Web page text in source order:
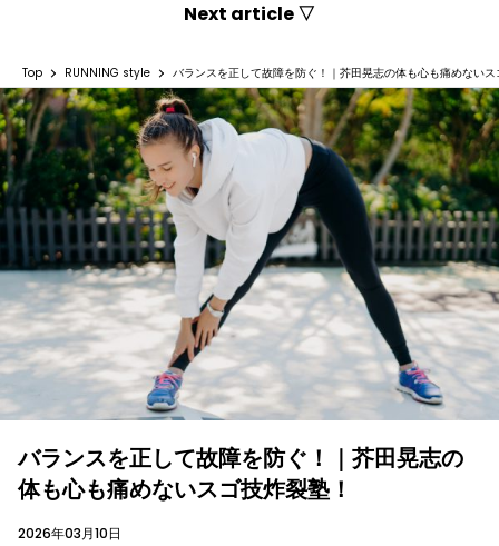
Next article ▽
Top RUNNING style バランスを正して故障を防ぐ！｜芥田晃志の体も心も痛めない
バランスを正して故障を防ぐ！｜芥田晃志の
体も心も痛めないスゴ技炸裂塾！
2026年03月10日